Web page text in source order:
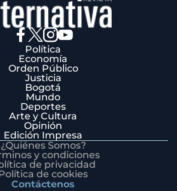
Política
Economía
Orden Público
Justicia
Bogotá
Mundo
Deportes
Arte y Cultura
Opinión
Edición Impresa
¿Quiénes Somos?
y condiciones
de privacidad
de cookies
Contáctenos